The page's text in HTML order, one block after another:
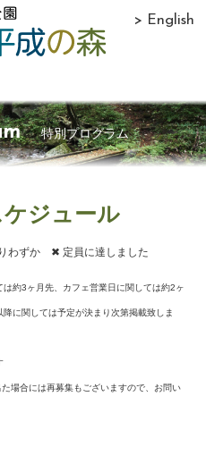
> English
特別プログラム
ケジュール
わずか ✖ 定員に達しました
約3ヶ月先、カフェ営業日に関しては約2ヶ
に関しては予定が決まり次第掲載致しま
場合には再募集もございますので、お問い